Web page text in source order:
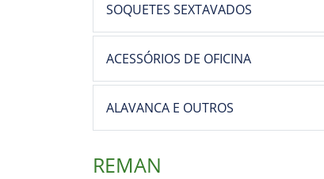
SOQUETES SEXTAVADOS
ACESSÓRIOS DE OFICINA
ALAVANCA E OUTROS
REMAN